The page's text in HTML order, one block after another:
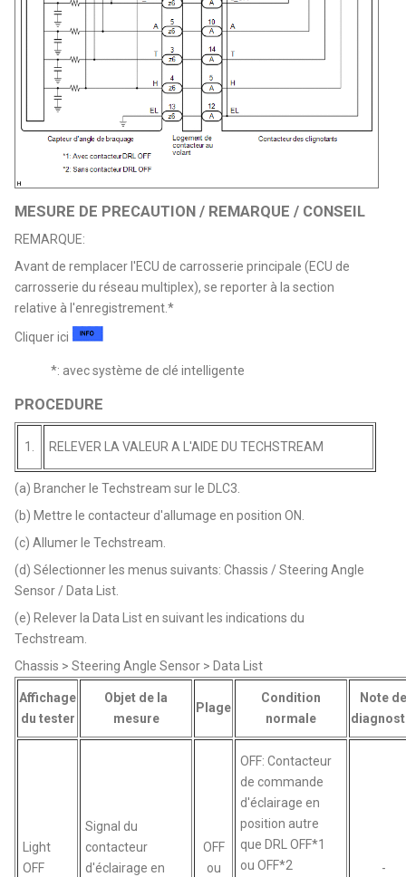
MESURE DE PRECAUTION / REMARQUE / CONSEIL
REMARQUE:
Avant de remplacer l'ECU de carrosserie principale (ECU de
carrosserie du réseau multiplex), se reporter à la section
relative à l'enregistrement.*
Cliquer ici
*: avec système de clé intelligente
PROCEDURE
1. RELEVER LA VALEUR A L'AIDE DU TECHSTREAM
(a) Brancher le Techstream sur le DLC3.
(b) Mettre le contacteur d'allumage en position ON.
(c) Allumer le Techstream.
(d) Sélectionner les menus suivants: Chassis / Steering Angle
Sensor / Data List.
(e) Relever la Data List en suivant les indications du
Techstream.
Chassis > Steering Angle Sensor > Data List
Affichage
du tester
Objet de la
mesure
Plage
Condition
normale
Note
Light
OFF
Signal du
contacteur
d'éclairage en
OFF
ou
OFF: Contacteur
de commande
d'éclairage en
position autre
que DRL OFF*1
ou OFF*2
-